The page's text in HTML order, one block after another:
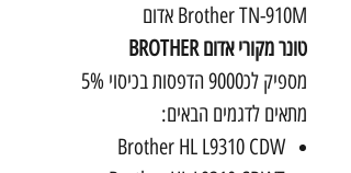
Brother TN-910M אדום
טונר מקורי אדום BROTHER
מספיק לכ9000 הדפסות בכיסוי 5%
מתאים לדגמים הבאים:
Brother HL L9310 CDW